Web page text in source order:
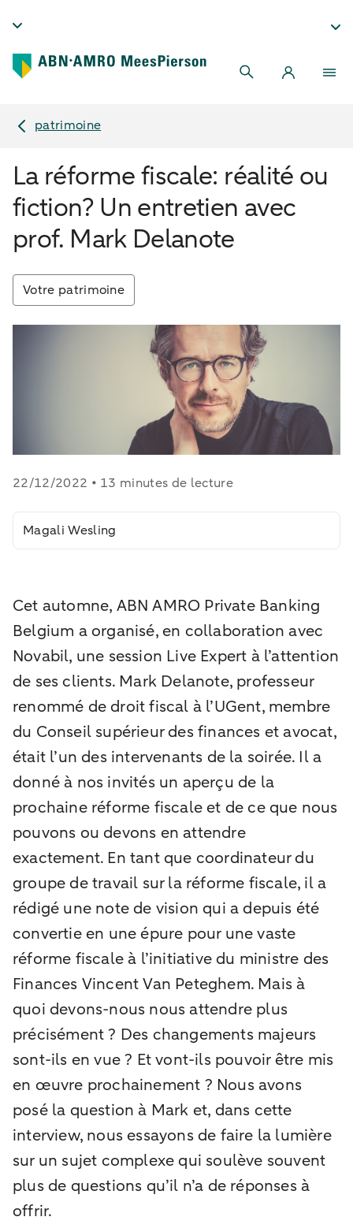
patrimoine
La réforme fiscale: réalité ou
fiction? Un entretien avec
prof. Mark Delanote
Votre patrimoine
22/12/2022 • 13 minutes de lecture
Magali Wesling
Cet automne, ABN AMRO Private Banking
Belgium a organisé, en collaboration avec
Novabil, une session Live Expert à l’attention
de ses clients. Mark Delanote, professeur
renommé de droit fiscal à l’UGent, membre
du Conseil supérieur des finances et avocat,
était l’un des intervenants de la soirée. Il a
donné à nos invités un aperçu de la
prochaine réforme fiscale et de ce que nous
pouvons ou devons en attendre
exactement. En tant que coordinateur du
groupe de travail sur la réforme fiscale, il a
rédigé une note de vision qui a depuis été
convertie en une épure pour une vaste
réforme fiscale à l’initiative du ministre des
Finances Vincent Van Peteghem. Mais à
quoi devons-nous nous attendre plus
précisément ? Des changements majeurs
sont-ils en vue ? Et vont-ils pouvoir être mis
en œuvre prochainement ? Nous avons
posé la question à Mark et, dans cette
interview, nous essayons de faire la lumière
sur un sujet complexe qui soulève souvent
plus de questions qu’il n’a de réponses à
offrir.